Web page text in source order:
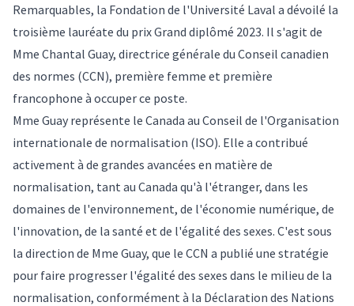
Remarquables, la Fondation de l'Université Laval a dévoilé la
troisième lauréate du prix Grand diplômé 2023. Il s'agit de
Mme Chantal Guay, directrice générale du Conseil canadien
des normes (CCN), première femme et première
francophone à occuper ce poste.
Mme Guay représente le Canada au Conseil de l'Organisation
internationale de normalisation (ISO). Elle a contribué
activement à de grandes avancées en matière de
normalisation, tant au Canada qu'à l'étranger, dans les
domaines de l'environnement, de l'économie numérique, de
l'innovation, de la santé et de l'égalité des sexes. C'est sous
la direction de Mme Guay, que le CCN a publié une stratégie
pour faire progresser l'égalité des sexes dans le milieu de la
normalisation, conformément à la Déclaration des Nations